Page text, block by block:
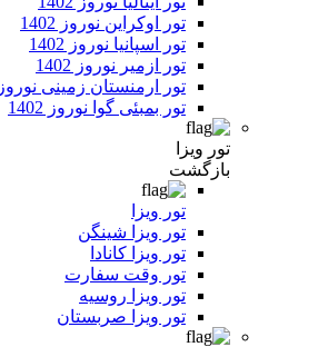
تور اوکراین نوروز 1402
تور اسپانیا نوروز 1402
تور ازمیر نوروز 1402
تور ارمنستان زمینی نوروز 1402
تور بمبئی گوا نوروز 1402
تور ویزا
بازگشت
تور ویزا
تور ویزا شینگن
تور ویزا کانادا
تور وقت سفارت
تور ویزا روسیه
تور ویزا صربستان